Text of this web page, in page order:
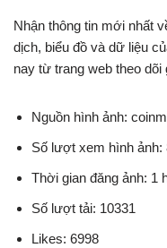
Nhận thông tin mới nhất
dịch, biểu đồ và dữ liệu
nay từ trang web theo
Nguồn hình ảnh:
Số lượt xem hình ảnh:
Thời gian đăng ảnh: 1
Số lượt tải: 10331
Likes: 6998